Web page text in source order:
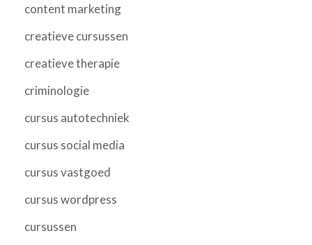
content marketing
creatieve cursussen
creatieve therapie
criminologie
cursus autotechniek
cursus social media
cursus vastgoed
cursus wordpress
cursussen